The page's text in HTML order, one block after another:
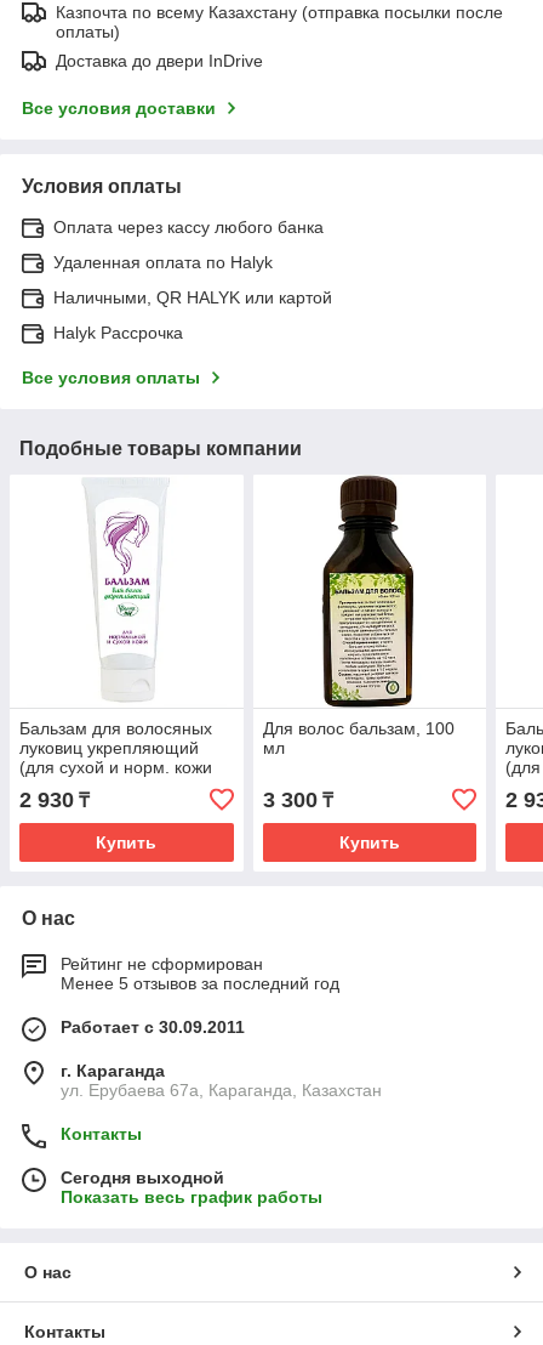
Казпочта по всему Казахстану (отправка посылки после
оплаты)
Доставка до двери InDrive
Все условия доставки
Условия оплаты
Оплата через кассу любого банка
Удаленная оплата по Halyk
Наличными, QR HALYK или картой
Halyk Рассрочка
Все условия оплаты
Подобные товары компании
Бальзам для волосяных
луковиц укрепляющий
(для сухой и норм. кожи
головы) , 60 г, туба
2 930 ₸
Купить
Для волос бальзам, 100
мл
3 300₸
Купить
2
О нас
Рейтинг не сформирован
Менее 5 отзывов за последний год
Работает с 30.09.2011
г. Караганда
ул. Ерубаева 67а, Караганда, Казахстан
Контакты
Сегодня выходной
Показать весь график работы
О нас
Контакты